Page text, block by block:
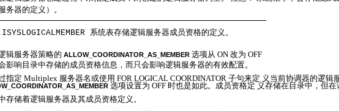
务器的定义）。
系统表存储逻辑服务器成员资格的定义。
辑服务器策略的 ALLOW_COORDINATOR_AS_MEMBER 选项从 ON 改为 OFF
影响目录中存储的成员资格信息，而只会影响逻辑服务器的有效配置。
指定 Multiplex 服务器名或使用 FOR LOGICAL COORDINATOR 子句来定 义当前协调器的逻辑
选项设置为 OFF 时也是如此。成员资格定 义存储在目录中，但在
存储着逻辑服务器及其成员资格定义。